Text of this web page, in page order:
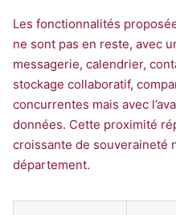
Les fonctionnalités
ne sont pas en reste, avec
messagerie, calendrier,
stockage collaboratif,
concurrentes mais avec
données. Cette proximité
croissante de souveraineté
département.